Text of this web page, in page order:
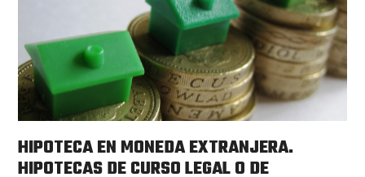
HIPOTECA EN MONEDA EXTRANJERA.
HIPOTECAS DE CURSO LEGAL O DE